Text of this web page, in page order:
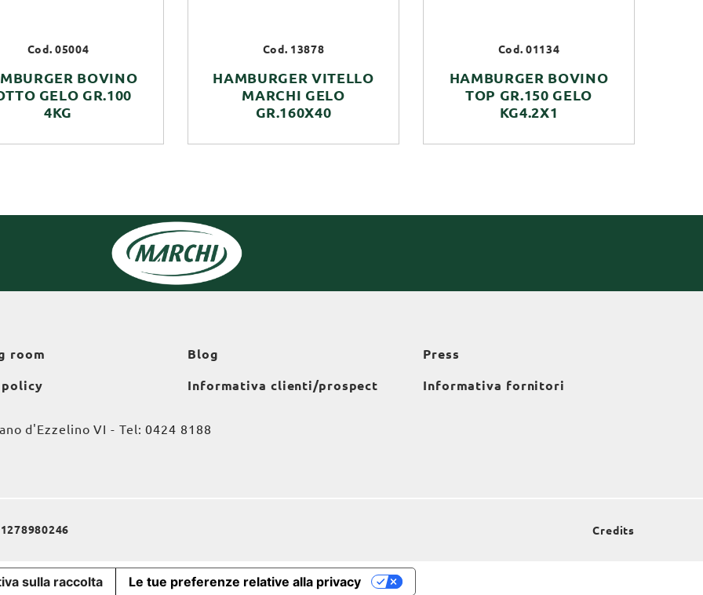
Cod. 05004
BOVINO
GELO GR.100
4KG
Cod. 13878
HAMBURGER VITELLO
MARCHI GELO
GR.160X40
Cod. 01134
HAMBURGER BOVINO
TOP GR.150 GELO
KG4.2X1
room
policy
Blog
Informativa clienti/prospect
Press
Informativa fornitori
d'Ezzelino VI - Tel:0424 8188
Credits
sulla raccolta Le tue preferenze relative alla privacy